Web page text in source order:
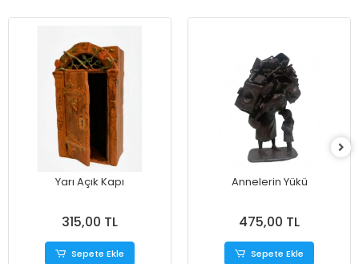
Yarı Açık Kapı
315,00 TL
Sepete Ekle
Annelerin Yükü
475,00 TL
Sepete Ekle